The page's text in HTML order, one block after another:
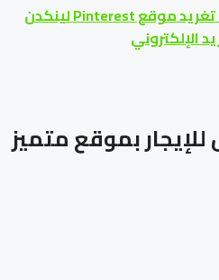
تغريدموقع Pinterest
لينكدن
الإلكتروني
بموقع متميز